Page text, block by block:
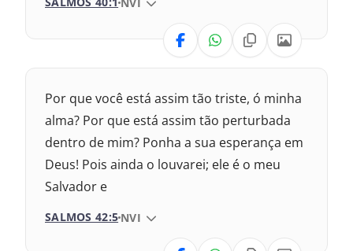
1969 – Almeida Revisada e Corrigida
1993 – Almeida Revisada e Atualizada
VERSÃO
2017 – Nova Almeida Atualizada
2009 – Almeida Revisada e Corrigida
1969 – Almeida Revisada e Corrigida
1993 – Almeida Revisada e Atualizada
Por que você está assim tão triste, ó minha
alma? Por que está assim tão perturbada
dentro de mim? Ponha a sua esperança em
Deus! Pois ainda o louvarei; ele é o meu
Salvador e
SALMOS 42:5 VERSÃO DA BÍBLIA
NVI